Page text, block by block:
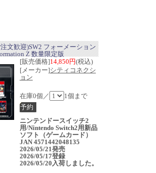
文歓迎)SW2 フォーメーション
Z 数量限定版
[販売価格]14,850円(税込)
[メーカー]シティコネクシ
ョン
在庫0個／ 1個まで
ニンテンドースイッチ2
用/Nintendo Switch2用新品
ソフト（ゲームカード）
JAN 4571442048135
2026/05/21発売
2026/05/17登録
2026/05/20入荷しました。